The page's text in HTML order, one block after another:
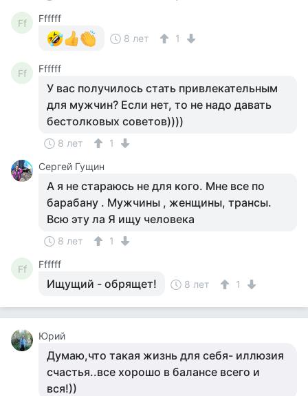
Ff
Ffffff
8 лет
1
Ff Ffffff
У вас получилось стать привлекательным
для мужчин? Если нет, то не надо давать
бестолковых советов))))
8 лет
1
Сергей Гущин
А я не стараюсь не для кого. Мне все по
барабану . Мужчины , женщины, трансы.
Всю эту ла Я ищу человека
8 лет 1
Ff Ffffff
Ищущий - обрящет! 8 лет 1
Юрий
Думаю,что такая жизнь для себя- иллюзия
счастья..все хорошо в балансе всего и
вся!))